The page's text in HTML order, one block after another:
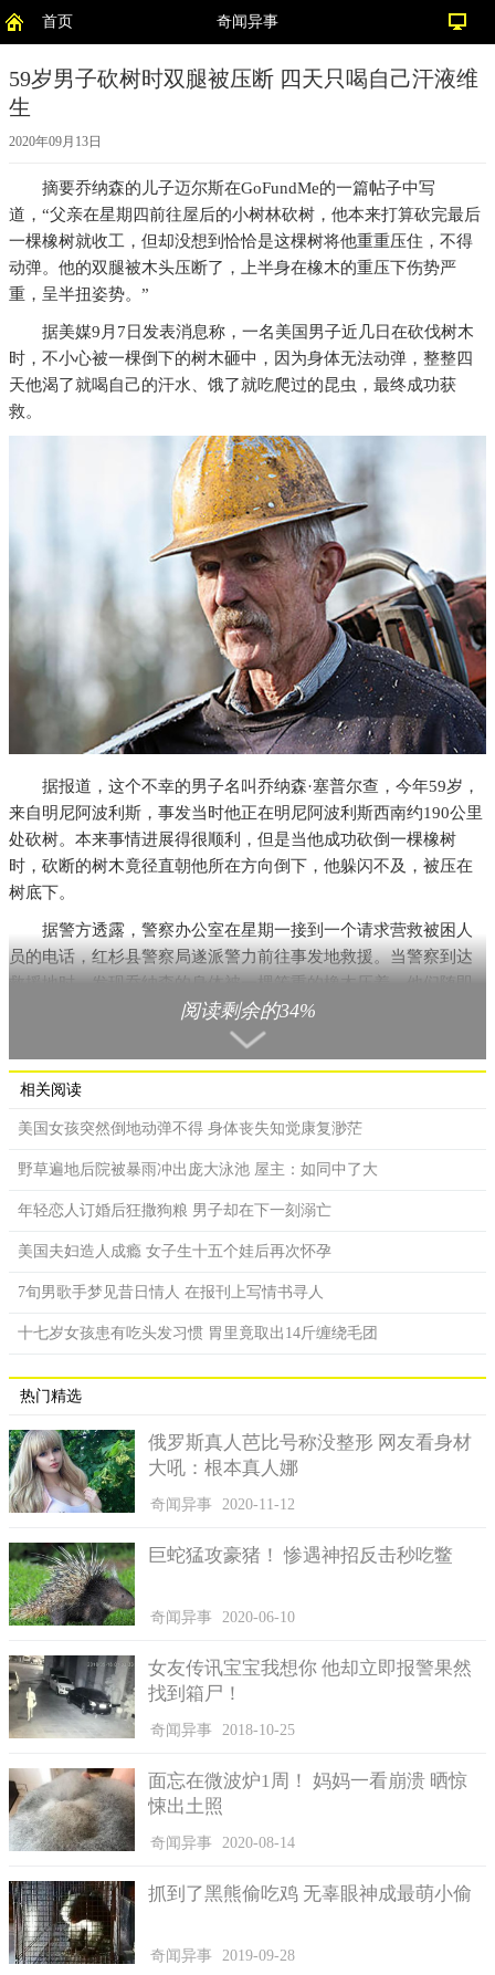
首页 奇闻异事
59岁男子砍树时双腿被压断 四天只喝自己汗液维
生
2020年09月13日
摘要乔纳森的儿子迈尔斯在GoFundMe的一篇帖子中写
道，“父亲在星期四前往屋后的小树林砍树，他本来打算砍完最后
一棵橡树就收工，但却没想到恰恰是这棵树将他重重压住，不得
动弹。他的双腿被木头压断了，上半身在橡木的重压下伤势严
重，呈半扭姿势。”
据美媒9月7日发表消息称，一名美国男子近几日在砍伐树木
时，不小心被一棵倒下的树木砸中，因为身体无法动弹，整整四
天他渴了就喝自己的汗水、饿了就吃爬过的昆虫，最终成功获
救。
据报道，这个不幸的男子名叫乔纳森·塞普尔查，今年59岁，
来自明尼阿波利斯，事发当时他正在明尼阿波利斯西南约190公里
处砍树。本来事情进展得很顺利，但是当他成功砍倒一棵橡树
时，砍断的树木竟径直朝他所在方向倒下，他躲闪不及，被压在
树底下。
据警方透露，警察办公室在星期一接到一个请求营救被困人
员的电话，红杉县警察局遂派警力前往事发地救援。当警察到达
救援地时，发现乔纳森的身体被一棵笨重的橡木压着，他们随即
展开救援。因为被困人员受伤严重，给救援增加了难度，警方用
了将近两个小时才将他成功解救。
在星期四前往屋后的小树林砍树，他本来打算砍完最后一棵橡树
的双腿被木头压断了，上半身在橡木的重压下伤势严重，呈半扭
姿势。”
据了解，8月27日，乔纳森打算前往树林砍树，考虑到树林就
机，独自一人带着电锯就出发了。事故发生后，他曾试着呼救，
但并无人经过。
随后，他的家人多次打电话联系不上他，询问其工作的地方
阅读剩余的34%
相关阅读
美国女孩突然倒地动弹不得 身体丧失知觉康复渺茫
野草遍地后院被暴雨冲出庞大泳池 屋主：如同中了大
年轻恋人订婚后狂撒狗粮 男子却在下一刻溺亡
美国夫妇造人成瘾 女子生十五个娃后再次怀孕
7旬男歌手梦见昔日情人 在报刊上写情书寻人
十七岁女孩患有吃头发习惯 胃里竟取出14斤缠绕毛团
热门精选
俄罗斯真人芭比号称没整形 网友看身材
大吼：根本真人娜
奇闻异事 2020-11-12
巨蛇猛攻豪猪！ 惨遇神招反击秒吃鳖
奇闻异事 2020-06-10
女友传讯宝宝我想你 他却立即报警果然
找到箱尸！
奇闻异事 2018-10-25
面忘在微波炉1周！ 妈妈一看崩溃 晒惊
悚出土照
奇闻异事 2020-08-14
抓到了黑熊偷吃鸡 无辜眼神成最萌小偷
奇闻异事 2019-09-28